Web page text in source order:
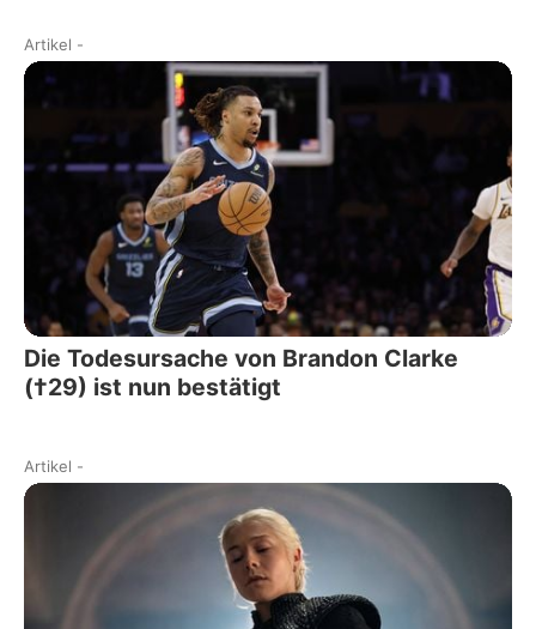
Artikel -
Die Todesursache von Brandon Clarke
(†29) ist nun bestätigt
Artikel -